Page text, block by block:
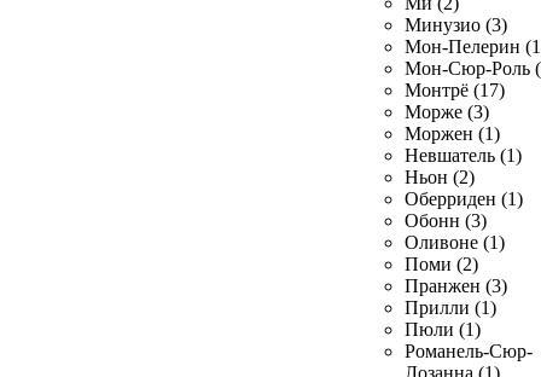
Минузио (3)
Мон-Пелерин
Мон-Сюр-Роль
Монтрё (17)
Морже (3)
Моржен (1)
Невшатель (1)
Ньон (2)
Оберриден (1)
Обонн (3)
Оливоне (1)
Поми (2)
Пранжен (3)
Прилли (1)
Пюли (1)
Романель-Сюр-
Лозанна (1)